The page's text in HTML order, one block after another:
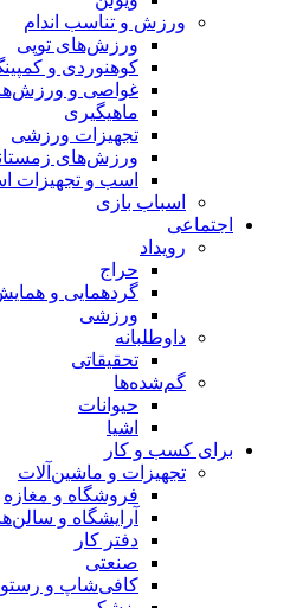
ورزش و تناسب اندام
ورزش‌های توپی
کوهنوردی و
غواصی و
ماهیگیری
تجهیزات ورزشی
ورزش‌های
اسب و تجهیزات
اسباب‌ بازی
اجتماعی
رویداد
حراج
گردهمایی و
ورزشی
داوطلبانه
تحقیقاتی
گم‌شده‌ها
حیوانات
اشیا
برای کسب و کار
تجهیزات و ماشین‌آلات
فروشگاه و مغازه
آرایشگاه و
دفتر کار
صنعتی
کافی‌شاپ و